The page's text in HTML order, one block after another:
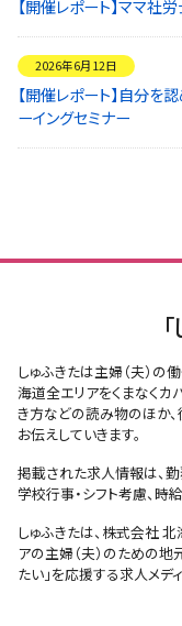
【開催レポート】ママ社
2026年6月12日
【開催レポート】自分を
ーイングセミナー
しゅふきたは主婦（夫）の
海道全エリアをくまなく
き方などの読み物のほか
お伝えしていきます。
掲載された求人情報は、
学校行事・シフト考慮、時
しゅふきたは、株式会社
アの主婦（夫）のための地
たい」を応援する求人メディ